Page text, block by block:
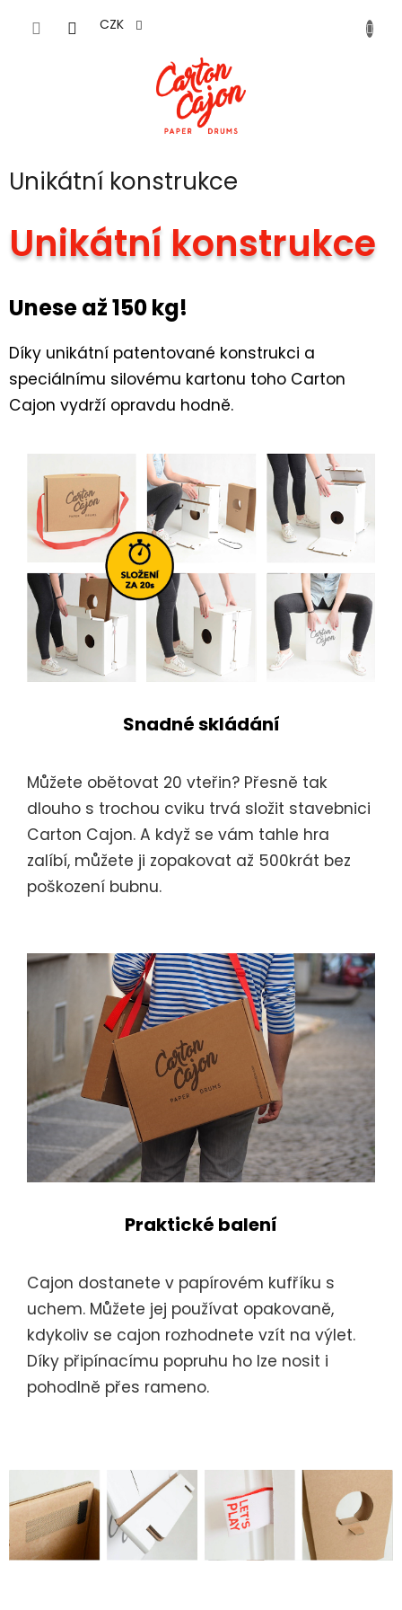
CZK
Unikátní konstrukce
Unikátní konstrukce
Unese až 150 kg!
Díky unikátní patentované konstrukci a
speciálnímu silovému kartonu toho Carton
Cajon vydrží opravdu hodně.
Snadné skládání
Můžete obětovat 20 vteřin? Přesně tak
dlouho s trochou cviku trvá složit stavebnici
Carton Cajon. A když se vám tahle hra
zalíbí, můžete ji zopakovat až 500krát bez
poškození bubnu.
Praktické balení
Cajon dostanete v papírovém kufříku s
uchem. Můžete jej používat opakovaně,
kdykoliv se cajon rozhodnete vzít na výlet.
Díky připínacímu popruhu ho lze nosit i
pohodlně přes rameno.